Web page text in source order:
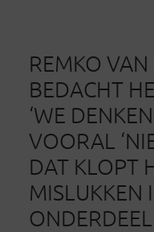
REMKO
BEDACHT
‘WE
VOORAL
DAT KLOPT
MISLUKKEN